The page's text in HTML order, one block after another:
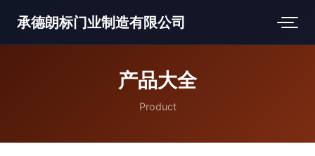
承德朗标门业制造有限公司
产品大全
Product